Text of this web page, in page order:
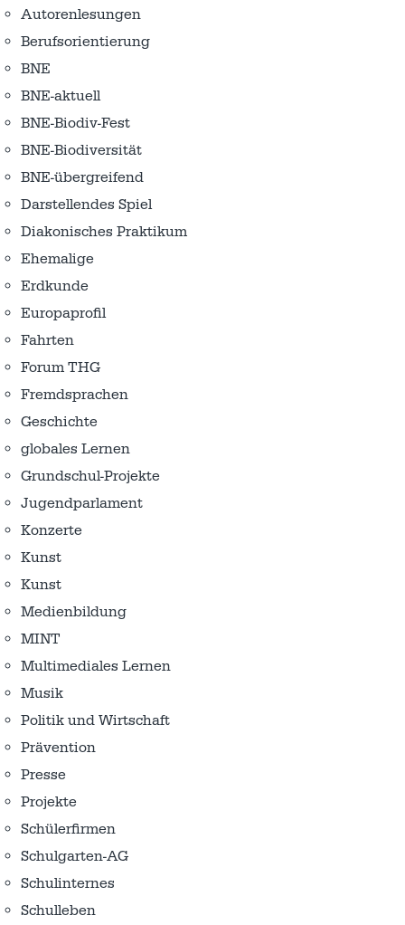
Autorenlesungen
Berufsorientierung
BNE
BNE-aktuell
BNE-Biodiv-Fest
BNE-Biodiversität
BNE-übergreifend
Darstellendes Spiel
Diakonisches Praktikum
Ehemalige
Erdkunde
Europaprofil
Fahrten
Forum THG
Fremdsprachen
Geschichte
globales Lernen
Grundschul-Projekte
Jugendparlament
Konzerte
Kunst
Kunst
Medienbildung
MINT
Multimediales Lernen
Musik
Politik und Wirtschaft
Prävention
Presse
Projekte
Schülerfirmen
Schulgarten-AG
Schulinternes
Schulleben